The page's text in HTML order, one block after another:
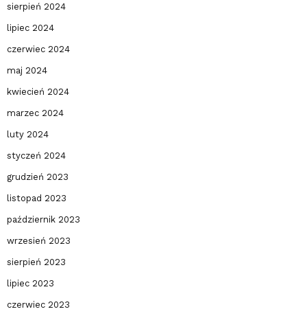
sierpień 2024
lipiec 2024
czerwiec 2024
maj 2024
kwiecień 2024
marzec 2024
luty 2024
styczeń 2024
grudzień 2023
listopad 2023
październik 2023
wrzesień 2023
sierpień 2023
lipiec 2023
czerwiec 2023